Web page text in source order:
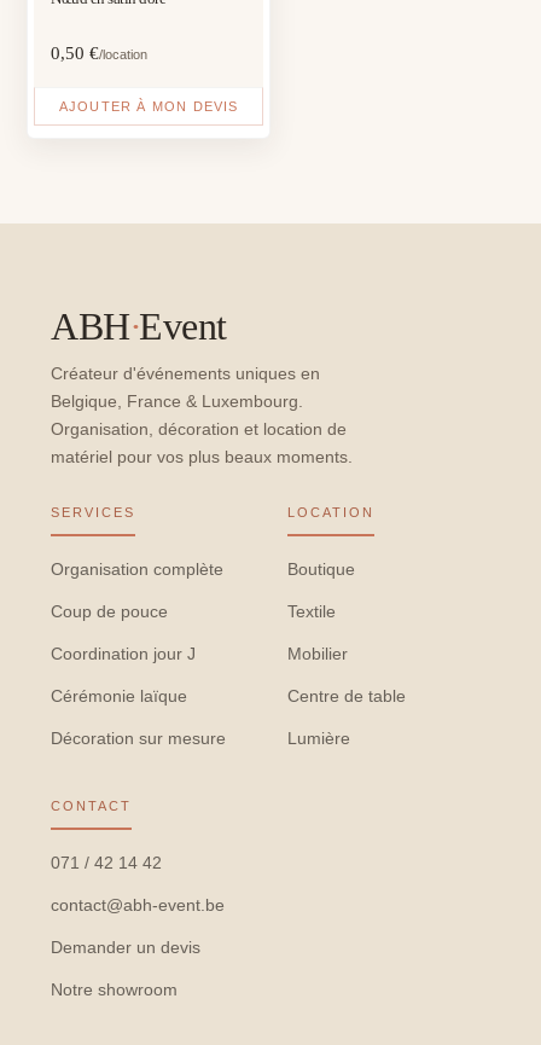
0,50€/location
AJOUTER À MON DEVIS
ABH·Event
Créateur d'événements uniques en
Belgique, France & Luxembourg.
Organisation, décoration et location de
matériel pour vos plus beaux moments.
SERVICES
Organisation complète
Coup de pouce
Coordination jour J
Cérémonie laïque
Décoration sur mesure
LOCATION
Boutique
Textile
Mobilier
Centre de table
Lumière
CONTACT
071 / 42 14 42
contact@abh-event.be
Demander un devis
Notre showroom